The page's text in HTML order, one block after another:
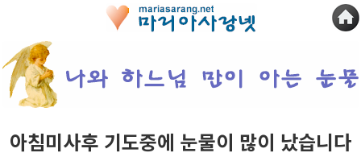
아침미사후 기도중에 눈물이 많이 났습니다